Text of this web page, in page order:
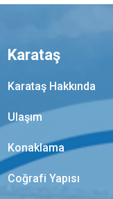
Karataş
Karataş Hakkında
Ulaşım
Konaklama
Coğrafi Yapısı